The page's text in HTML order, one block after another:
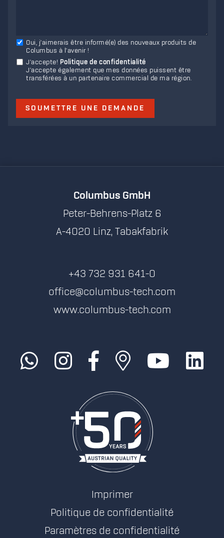
Oui, j'aimerais être informé(e) des nouveaux produits de
Columbus à l'avenir !
J'accepte! Politique de confidentialité
J'accepte également que mes données puissent être
transférées à un partenaire commercial de ma région.
SOUMETTRE UNE DEMANDE
Columbus GmbH
Peter-Behrens-Platz 6
A-4020 Linz, Tabakfabrik
+43 732 931 641-0
office@columbus-tech.com
www.columbus-tech.com
Imprimer
Politique de confidentialité
Paramètres de confidentialité